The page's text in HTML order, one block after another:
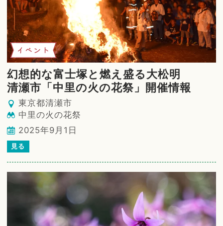
イベント
幻想的な富士塚と燃え盛る大松明
清瀬市「中里の火の花祭」開催情報
東京都清瀬市
中里の火の花祭
2025年9月1日
見る